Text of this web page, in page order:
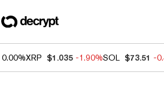
0.00%XRP $1.035 -1.90%SOL $73.51 -